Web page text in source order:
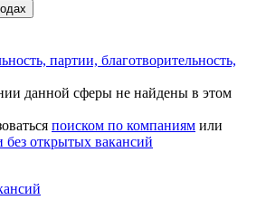
партии, благотворительность,
данной сферы не найдены в этом
поиском по компаниям или
без открытых вакансий